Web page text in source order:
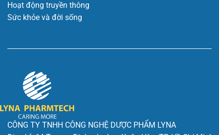
Hoạt động truyền thông
Sức khỏe và đời sống
CÔNG TY TNHH CÔNG NGHỆ DƯỢC PHẨM LYNA